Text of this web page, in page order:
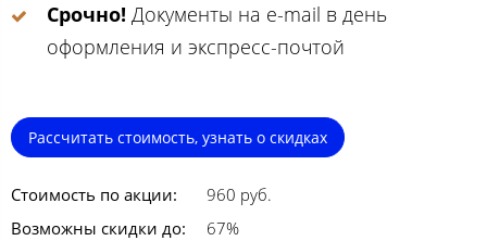
Срочно! Документы на e-mail в день
оформления и экспресс-почтой
Рассчитать стоимость, узнать о скидках
Стоимость по акции:
960 руб.
Возможны скидки до:
67%